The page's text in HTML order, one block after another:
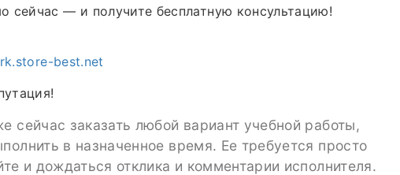
сейчас — и получите бесплатную консультацию!
best.net
сейчас заказать любой вариант учебной работы,
в назначенное время. Ее требуется просто
и дождаться отклика и комментарии исполнителя.